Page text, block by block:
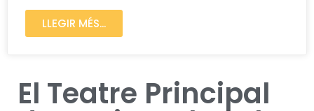
El Teatre Principal
LLEGIR MÉS...